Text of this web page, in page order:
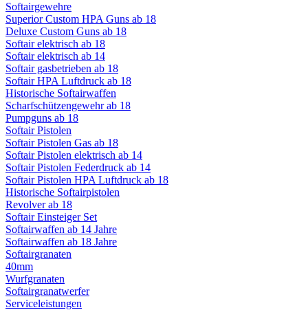
Softairgewehre
Superior Custom HPA Guns ab 18
Deluxe Custom Guns ab 18
Softair elektrisch ab 18
Softair elektrisch ab 14
Softair gasbetrieben ab 18
Softair HPA Luftdruck ab 18
Historische Softairwaffen
Scharfschützengewehr ab 18
Pumpguns ab 18
Softair Pistolen
Softair Pistolen Gas ab 18
Softair Pistolen elektrisch ab 14
Softair Pistolen Federdruck ab 14
Softair Pistolen HPA Luftdruck ab 18
Historische Softairpistolen
Revolver ab 18
Softair Einsteiger Set
Softairwaffen ab 14 Jahre
Softairwaffen ab 18 Jahre
Softairgranaten
40mm
Wurfgranaten
Softairgranatwerfer
Serviceleistungen